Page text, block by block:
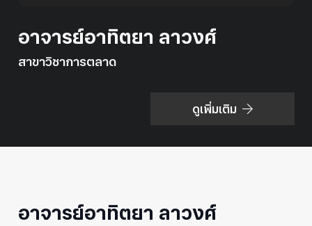
อาจารย์อาทิตยา ลาวงศ์
สาขาวิชาการตลาด
ดูเพิ่มเติม
อาจารย์อาทิตยา ลาวงศ์